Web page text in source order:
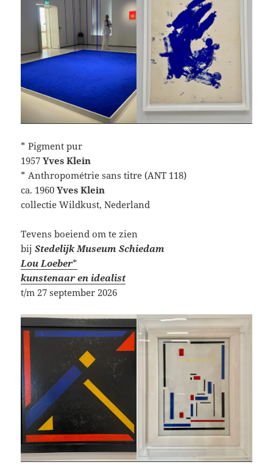
* Pigment pur
1957 Yves Klein
* Anthropométrie sans titre (ANT 118)
ca. 1960Yves Klein
collectie Wildkust, Nederland
Tevens boeiend om te zien
bijStedelijk Museum Schiedam
Lou Loeber*
kunstenaar en idealist
t/m 27 september 2026